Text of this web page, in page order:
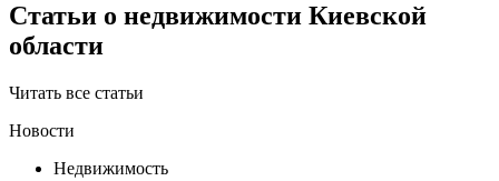
Статьи о недвижимости Киевской
области
Читать все статьи
Новости
Недвижимость